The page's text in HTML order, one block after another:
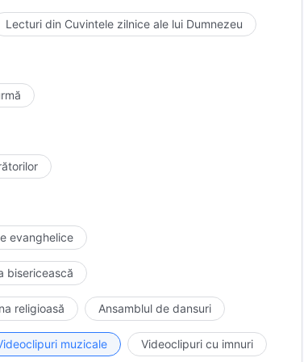
nu ar fi devenit trup și nu ar fi
să-L cunoască și nimeni nu ar avea
„Cunoști dragostea lui Dumnezeu pentru omenire?”
Lecturi din Cuvintele zilnice ale lui Dumnezeu
evanghelice
bisericească
religioasă Ansamblul de dansuri
muzicale Videoclipuri cu imnuri